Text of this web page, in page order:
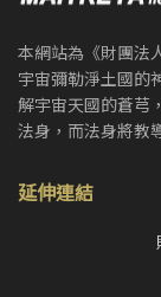
本網站為《財團法
宇宙彌勒淨土國的
解宇宙天國的蒼芎
法身，而法身將教
延伸連結